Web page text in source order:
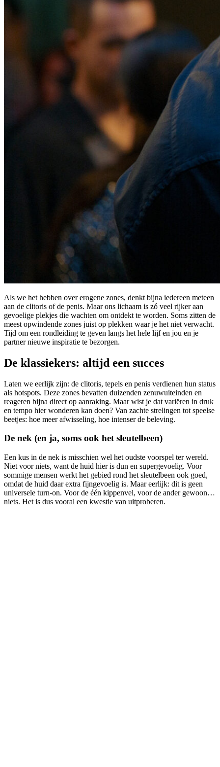
Als we het hebben over erogene zones, denkt bijna iedereen meteen
aan de clitoris of de penis. Maar ons lichaam is zó veel rijker aan
gevoelige plekjes die wachten om ontdekt te worden. Soms zitten de
meest opwindende zones juist op plekken waar je het niet verwacht.
Tijd om een rondleiding te geven langs het hele lijf en jou en je
partner nieuwe inspiratie te bezorgen.
De klassiekers: altijd een succes
Laten we eerlijk zijn: de clitoris, tepels en penis verdienen hun status
als hotspots. Deze zones bevatten duizenden zenuwuiteinden en
reageren bijna direct op aanraking. Maar wist je dat variëren in druk
en tempo hier wonderen kan doen? Van zachte strelingen tot speelse
beetjes: hoe meer afwisseling, hoe intenser de beleving.
De nek (en ja, soms ook het sleutelbeen)
Een kus in de nek is misschien wel het oudste voorspel ter wereld.
Niet voor niets, want de huid hier is dun en supergevoelig. Voor
sommige mensen werkt het gebied rond het sleutelbeen ook goed,
omdat de huid daar extra fijngevoelig is. Maar eerlijk: dit is geen
universele turn-on. Voor de één kippenvel, voor de ander gewoon…
niets. Het is dus vooral een kwestie van uitproberen.